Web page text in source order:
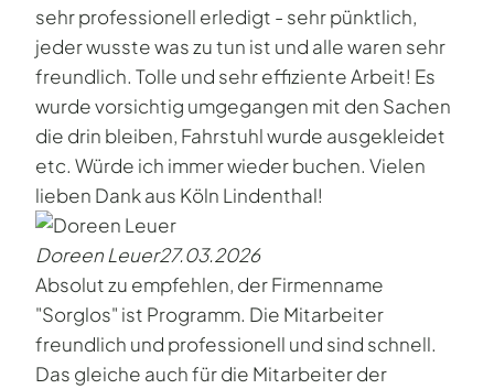
sehr professionell erledigt - sehr pünktlich,
jeder wusste was zu tun ist und alle waren sehr
freundlich. Tolle und sehr effiziente Arbeit! Es
wurde vorsichtig umgegangen mit den Sachen
die drin bleiben, Fahrstuhl wurde ausgekleidet
etc. Würde ich immer wieder buchen. Vielen
lieben Dank aus Köln Lindenthal!
Doreen Leuer27.03.2026
Absolut zu empfehlen, der Firmenname
"Sorglos" ist Programm. Die Mitarbeiter
freundlich und professionell und sind schnell.
Das gleiche auch für die Mitarbeiter der